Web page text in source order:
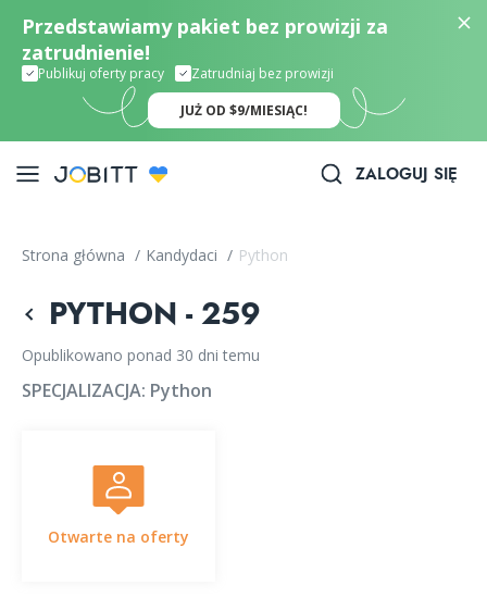
Przedstawiamy pakiet bez prowizji za
zatrudnienie!
Publikuj oferty pracy Zatrudniaj bez prowizji
JUŻ OD $9/MIESIĄC!
ZALOGUJ SIĘ
Strona główna / Kandydaci / Python
PYTHON - 259
Opublikowano ponad 30 dni temu
SPECJALIZACJA: Python
Otwarte na oferty